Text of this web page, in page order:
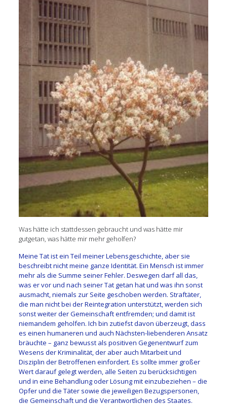
Was hätte ich stattdessen gebraucht und was hätte mir
gutgetan, was hätte mir mehr geholfen?
Meine Tat ist ein Teil meiner Lebensgeschichte, aber sie
beschreibt nicht meine ganze Identität. Ein Mensch ist immer
mehr als die Summe seiner Fehler. Deswegen darf all das,
was er vor und nach seiner Tat getan hat und was ihn sonst
ausmacht, niemals zur Seite geschoben werden. Straftäter,
die man nicht bei der Reintegration unterstützt, werden sich
sonst weiter der Gemeinschaft entfremden; und damit ist
niemandem geholfen. Ich bin zutiefst davon überzeugt, dass
es einen humaneren und auch Nächsten-liebenderen Ansatz
bräuchte – ganz bewusst als positiven Gegenentwurf zum
Wesens der Kriminalität, der aber auch Mitarbeit und
Disziplin der Betroffenen einfordert. Es sollte immer großer
Wert darauf gelegt werden, alle Seiten zu berücksichtigen
und in eine Behandlung oder Lösung mit einzubeziehen – die
Opfer und die Täter sowie die jeweiligen Bezugspersonen,
die Gemeinschaft und die Verantwortlichen des Staates.